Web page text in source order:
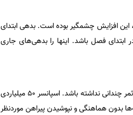
این افزایش چشمگیر بوده است. بدهی ابتدای
مقدار آن نمی‌تواند کمتر از 5 میلیاردتومان در ابتدای فصل باشد. اینها را بدهی‌های جاری
به نظر می‌رسد شکایت شرکت مبنا توسعه مبین، اسپانسر پرسپولیس از این باشگاه ثمر چندانی نداشته باشد. اسپانسر 50 میلیاردی
بدون هماهنگی و نپوشیدن پیراهن موردنظر